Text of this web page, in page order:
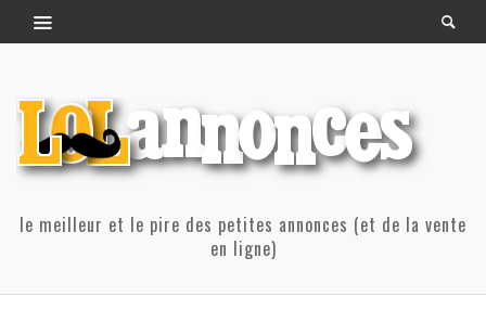
le meilleur et le pire des petites annonces (et de la vente
en ligne)